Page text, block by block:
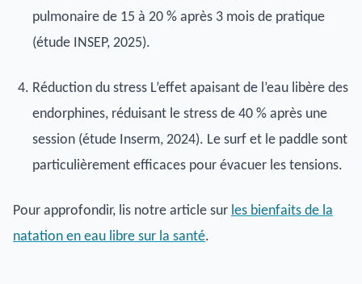
pulmonaire de 15 à 20 % après 3 mois de pratique
(étude INSEP, 2025).
Réduction du stress L’effet apaisant de l’eau libère des
endorphines, réduisant le stress de 40 % après une
session (étude Inserm, 2024). Le surf et le paddle sont
particulièrement efficaces pour évacuer les tensions.
Pour approfondir, lis notre article sur les bienfaits de la
natation en eau libre sur la santé.